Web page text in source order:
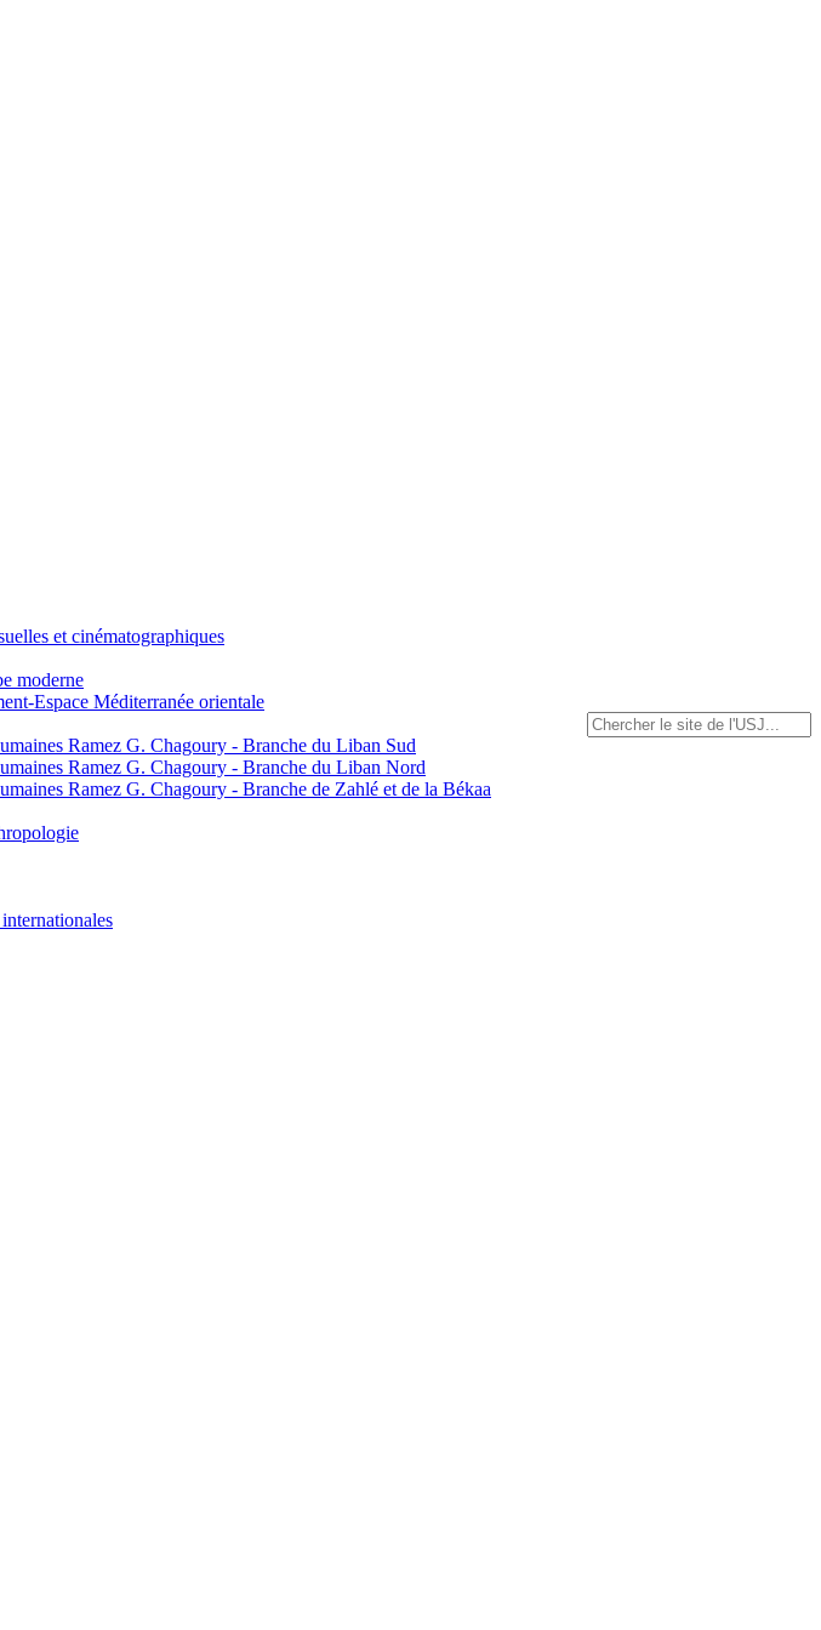
et cinématographiques
moderne
Espace Méditerranée orientale
Ramez G. Chagoury - Branche du Liban Sud
Ramez G. Chagoury - Branche du Liban Nord
Ramez G. Chagoury - Branche de Zahlé et de la Békaa